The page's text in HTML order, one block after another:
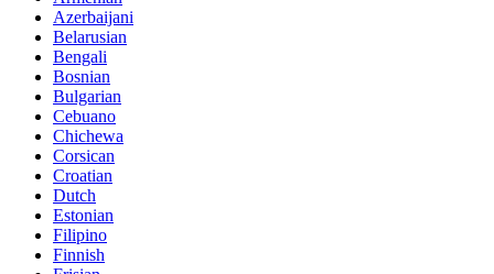
Azerbaijani
Belarusian
Bengali
Bosnian
Bulgarian
Cebuano
Chichewa
Corsican
Croatian
Dutch
Estonian
Filipino
Finnish